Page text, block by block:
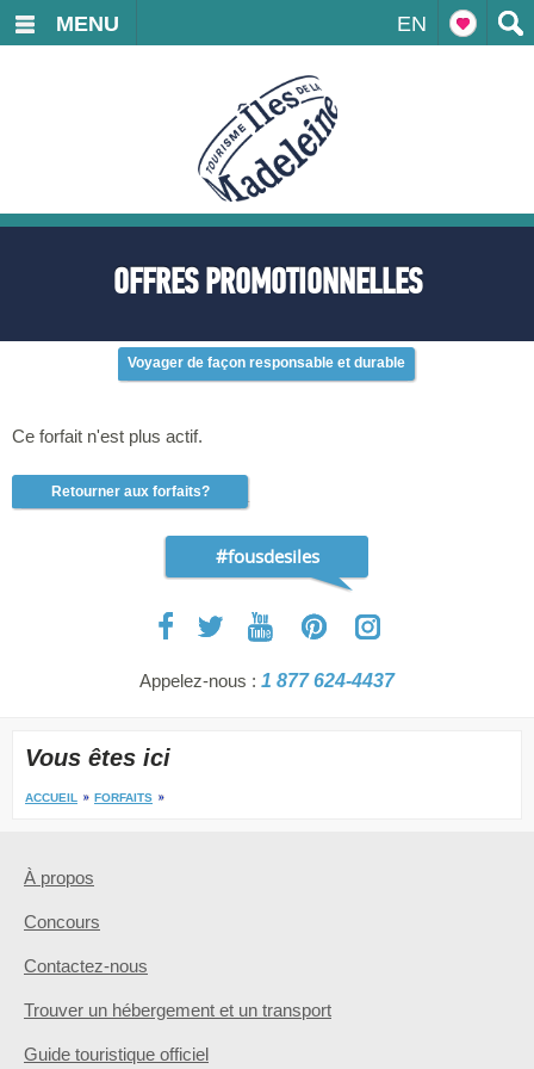
EN
MENU
OFFRES PROMOTIONNELLES
Voyager de façon responsable et durable
Ce forfait n'est plus actif.
Retourner aux forfaits?
#fousdesiles
Appelez-nous : 1 877 624-4437
Vous êtes ici
ACCUEIL FORFAITS
À propos
Concours
Contactez-nous
Trouver un hébergement et un transport
Guide touristique officiel